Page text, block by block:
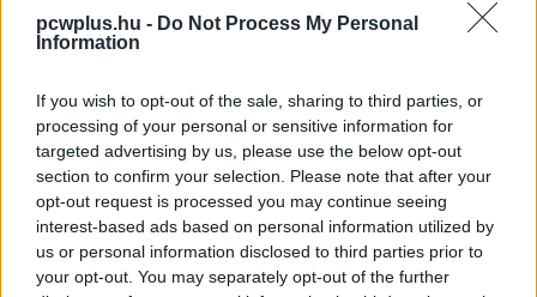
pcwplus.hu - Do Not Process My Personal
Information
If you wish to opt-out of the sale, sharing to third parties, or
processing of your personal or sensitive information for
targeted advertising by us, please use the below opt-out
section to confirm your selection. Please note that after your
opt-out request is processed you may continue seeing
interest-based ads based on personal information utilized by
us or personal information disclosed to third parties prior to
your opt-out. You may separately opt-out of the further
A VPN-ek ugyan segítenek elrejteni az IP-címet, de a GPS
és a hálózatok közelsége alapján történő követést nem
címedet, ha a telefon GPS-je Londonban jelez, a
közösségi appok számára egyértelmű, hol vagy.
Az X és a többi alkalmazás beállításaiban szerencsére
lehetőség van bizonyos szintig korlátozni a helyadatok
gyűjtését. Az X esetében a Settings > Privacy and safety
> Location information menüpontban tilthatók le az